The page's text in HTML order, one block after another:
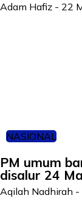
Adam Hafiz - 22
NASIONAL
PM umum
disalur 24
Aqilah Nadhirah -